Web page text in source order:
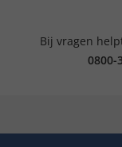
Bij vragen
0800-